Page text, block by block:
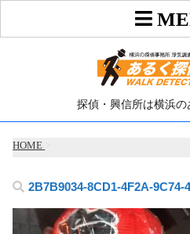
探偵・興信所は横浜
HOME
2B7B9034-8CD1-4F2A-9C74-